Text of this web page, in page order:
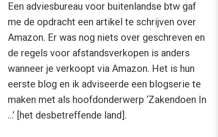
Een adviesbureau voor buitenlandse btw gaf
me de opdracht een artikel te schrijven over
Amazon. Er was nog niets over geschreven en
de regels voor afstandsverkopen is anders
wanneer je verkoopt via Amazon. Het is hun
eerste blog en ik adviseerde een blogserie te
maken met als hoofdonderwerp ‘Zakendoen In
…’ [het desbetreffende land].